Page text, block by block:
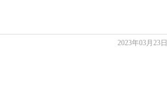
2023年03月23日